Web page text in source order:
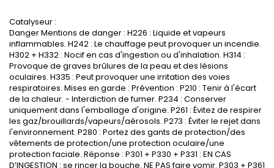
Catalyseur :
Danger Mentions de danger : H226 : Liquide et vapeurs
inflammables. H242 : Le chauffage peut provoquer un incendie.
H302 + H332 : Nocif en cas d'ingestion ou d'inhalation. H314 :
Provoque de graves brûlures de la peau et des lésions
oculaires. H335 : Peut provoquer une irritation des voies
respiratoires. Mises en garde : Prévention : P210 : Tenir à l'écart
de la chaleur. - Interdiction de fumer. P234 : Conserver
uniquement dans l'emballage d'origine. P261 : Évitez de respirer
les gaz/brouillards/vapeurs/aérosols. P273 : Éviter le rejet dans
l'environnement. P280 : Portez des gants de protection/des
vêtements de protection/une protection oculaire/une
protection faciale. Réponse : P301 + P330 + P331 : EN CAS
D’INGESTION : se rincer la bouche. NE PAS faire vomir. P303 + P361